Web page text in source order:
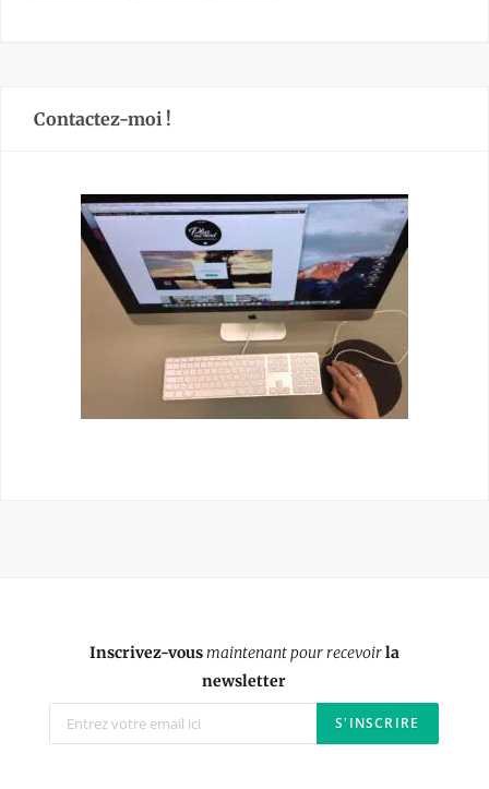
Contactez-moi !
Inscrivez-vousmaintenant pour recevoirla
newsletter